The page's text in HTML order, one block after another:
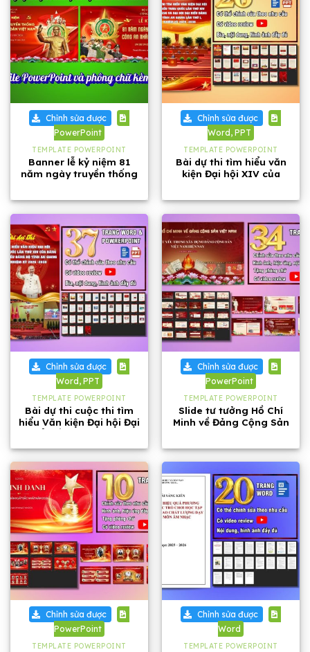
Chỉnh sửa được
PowerPoint
TEMPLATE POWERPOINT
Banner lễ kỷ niệm 81
năm ngày truyền thống
Chỉnh sửa được
Word, PPT
TEMPLATE POWERPOINT
Bài dự thi tìm hiểu văn
kiện Đại hội XIV của
Chỉnh sửa được
Word, PPT
TEMPLATE POWERPOINT
Bài dự thi cuộc thi tìm
hiểu Văn kiện Đại hội Đại
Chỉnh sửa được
PowerPoint
TEMPLATE POWERPOINT
Slide tư tưởng Hồ Chí
Minh về Đảng Cộng Sản
Chỉnh sửa được
PowerPoint
TEMPLATE POWERPOINT
Chỉnh sửa được
Word
TEMPLATE POWERPOINT